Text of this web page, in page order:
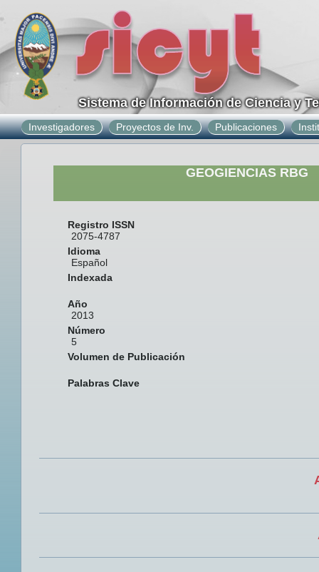
Sistema de Información de Ciencia y
Investigadores Proyectos de Inv. Publicaciones
GEOGIENCIAS RBG
Registro ISSN
2075-4787
Idioma
Español
Indexada
Año
2013
Número
5
Volumen de Publicación
Palabras Clave